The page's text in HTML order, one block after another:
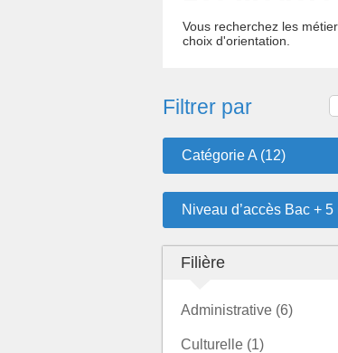
Vous recherchez les
choix d'orientation.
Filtrer par
Catégorie A (12)
Niveau d’accès Bac + 5
Filière
Administrative (6)
Culturelle (1)